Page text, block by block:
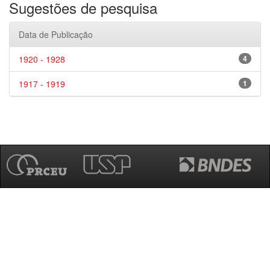
Sugestões de pesquisa
Data de Publicação
4
1920 - 1928
1
1917 - 1919